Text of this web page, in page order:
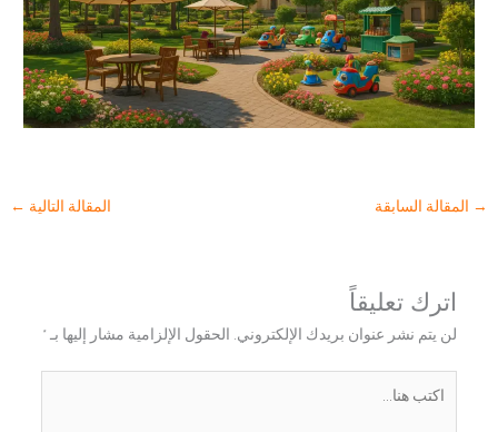
→ المقالة السابقة المقالة التالية ←
اترك تعليقاً
لن يتم نشر عنوان بريدك الإلكتروني. الحقول الإلزامية مشار إليها بـ *